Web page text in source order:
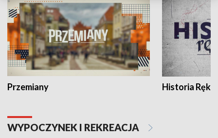
Przemiany Historia Ręką
WYPOCZYNEK I REKREACJA